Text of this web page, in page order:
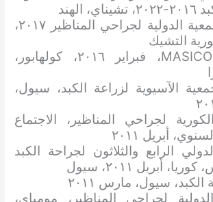
الهند
مؤتمر الجمعية الدولية لجراحي المناظير ٢٠١٧،
التشيك
مؤتمر MASICON، فبراير ٢٠١٦، كولهابور،
الآسيوية لزراعة الكبد، سيول،
لجراحي المناظير، الاجتماع
أبريل ٢٠١١
الرابع والثلاثون لجراحة الكبد
أبريل ٢٠١١، سيول
سيول، مارس ٢٠١١
لجراحي المناظير، مومباي،